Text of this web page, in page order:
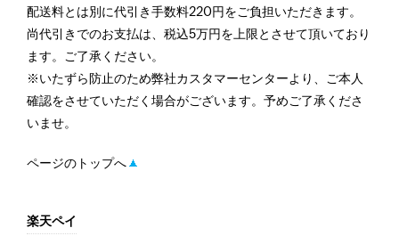
配送料とは別に代引き手数料220円をご負担いただきます。
尚代引きでのお支払は、税込5万円を上限とさせて頂いており
ます。ご了承ください。
※いたずら防止のため弊社カスタマーセンターより、ご本人
確認をさせていただく場合がございます。予めご了承くださ
いませ。
ページのトップへ
楽天ペイ